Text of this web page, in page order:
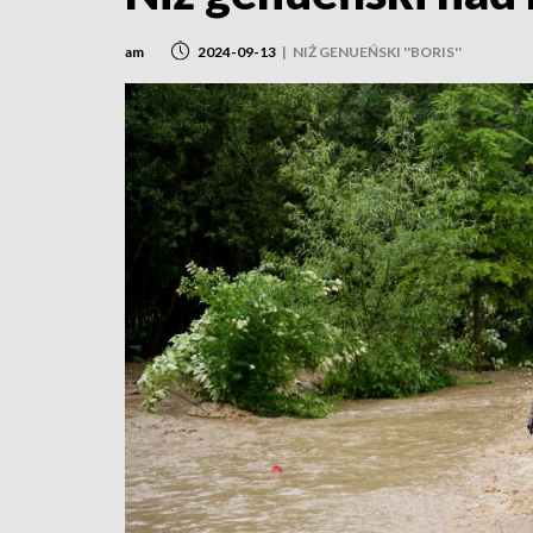
am 2024-09-13 | NIŻ GENUEŃSKI ''BORIS''